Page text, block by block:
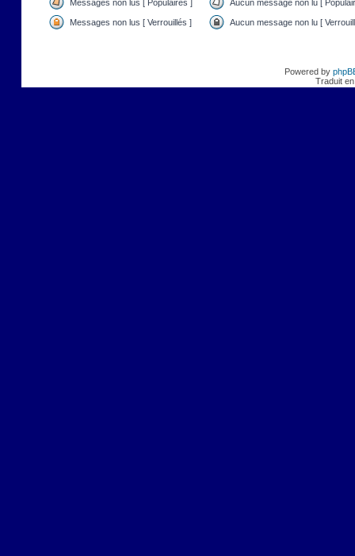
Messages non lus [ Populaires ] Aucun message non lu [
Messages non lus [ Verrouillés ] Aucun message non lu [
Powered by
Traduit